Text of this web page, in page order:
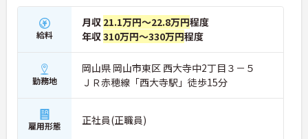
給料
月収 21.1万円～22.8万円程度
年収310万円～330万円程度
勤務地
岡山県 岡山市東区 西大寺中2丁目３－５
ＪＲ赤穂線「西大寺駅」徒歩15分
雇用形態 正社員(正職員)